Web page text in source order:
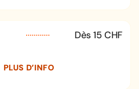
Dès 15 CHF
PLUS D’INFO